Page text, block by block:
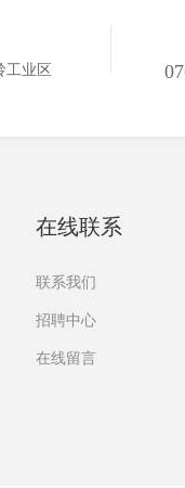
工业区
在线联系
联系我们
招聘中心
在线留言